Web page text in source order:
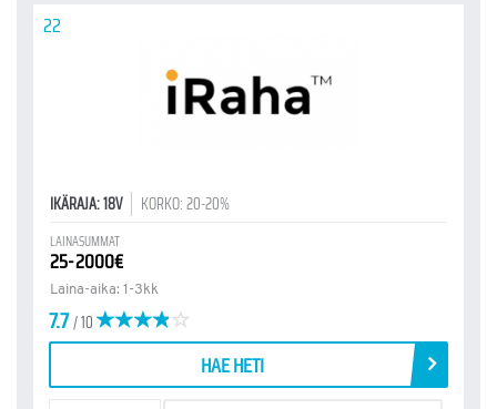
22
IKÄRAJA: 18V KORKO: 20-20%
LAINASUMMAT
25-2000€
Laina-aika: 1-3kk
7.7/ 10
HAE HETI